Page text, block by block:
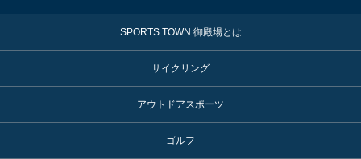
SPORTS TOWN 御殿場とは
サイクリング
アウトドアスポーツ
ゴルフ